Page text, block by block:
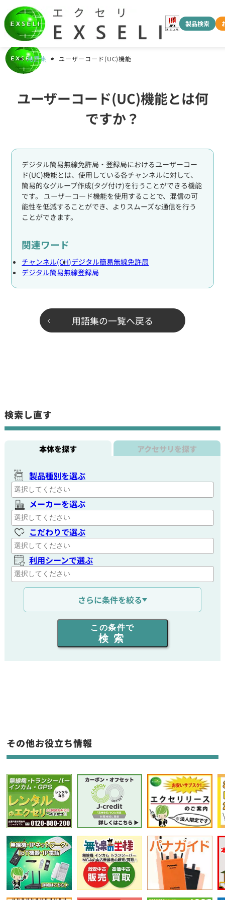
製品検索
用語集 ユーザーコード(UC)機能
ユーザーコード(UC)機能とは何
ですか？
デジタル簡易無線免許局・登録局におけるユーザーコー
ド(UC)機能とは、使用している各チャンネルに対して、
簡易的なグループ作成(タグ付け)を行うことができる機能
です。 ユーザーコード機能を使用することで、混信の可
能性を低減することができ、よりスムーズな通信を行う
ことができます。
関連ワード
チャンネル(CH)デジタル簡易無線免許局
デジタル簡易無線登録局
用語集の一覧へ戻る
検索し直す
本体を探す アクセサリを探す
製品種別を選ぶ
メーカーを選ぶ
こだわりで選ぶ
利用シーンで選ぶ
通信距離を選ぶ
出力を選ぶ
同時通話人数を選ぶ
フリーワード入力(製品名等)
選択条件をリセット
さらに条件を絞る
この条件で
検索
その他お役立ち情報